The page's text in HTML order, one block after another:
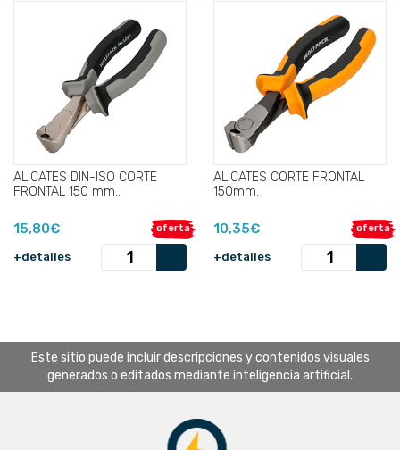
ALICATES DIN-ISO CORTE
FRONTAL 150 mm..
oferta
15,80€
+detalles
ALICATES CORTE FRONTAL
150mm.
oferta
10,35€
+detalles
Este sitio puede incluir descripciones y contenidos visuales
generados o editados mediante inteligencia artificial.